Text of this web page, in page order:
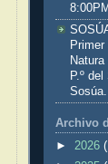
8:00PM
Primer
P.º
Archivo
► 2026